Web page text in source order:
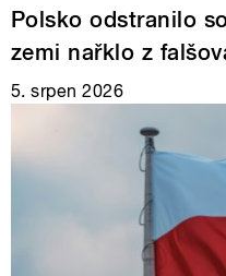
Polsko odstranilo
zemi nařklo z
5. srpen 2026